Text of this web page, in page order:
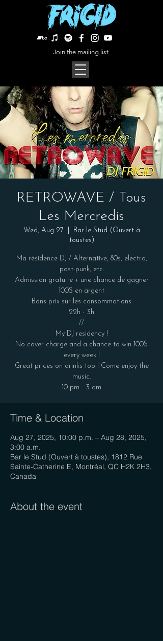
Join the mailing list
RETROWAVE / Tous
Les Mercredis
Wed, Aug 27
Bar le Stud (Ouvert à
toustes)
Ma résidence DJ / Alternative, 80s, electro,
post-punk, etc.
Admission gratuite + une chance de gagner
100$ en argent
Bons prix sur les consommations
22h - 3h
//
My DJ residency !
No cover charge and a chance to win 100$
every week !
Great prices on drinks too ! Come enjoy the
music.
Time & Location
Aug 27, 2025, 10:00 p.m. – Aug 28, 2025,
3:00 a.m.
Bar le Stud (Ouvert à toustes), 1812 Rue
Sainte-Catherine E, Montréal, QC H2K 2H3,
Canada
About the event